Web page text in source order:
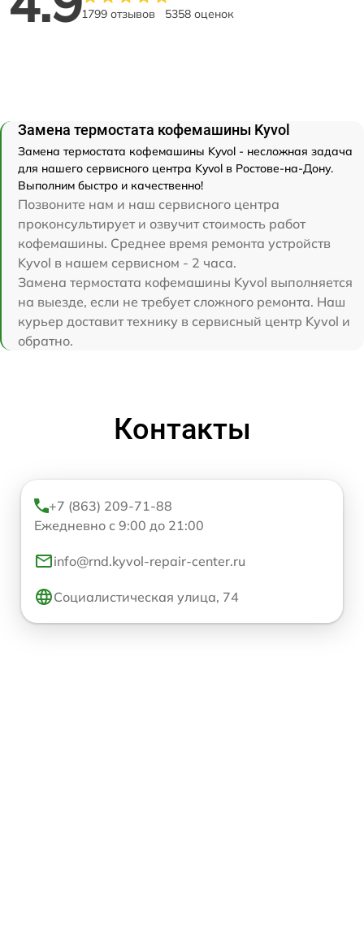
1799 отзывов 5358 оценок
Замена термостата кофемашины Kyvol
Замена термостата кофемашины Kyvol - несложная задача
для нашего сервисного центра Kyvol в Ростове-на-Дону.
Выполним быстро и качественно!
Позвоните нам и наш сервисного центра
проконсультирует и озвучит стоимость работ
кофемашины. Среднее время ремонта устройств
Kyvol в нашем сервисном - 2 часа.
Замена термостата кофемашины Kyvol выполняется
на выезде, если не требует сложного ремонта. Наш
курьер доставит технику в сервисный центр Kyvol и
обратно.
Контакты
+7 (863) 209-71-88
Ежедневно с 9:00 до 21:00
info@rnd.kyvol-repair-center.ru
Социалистическая улица, 74